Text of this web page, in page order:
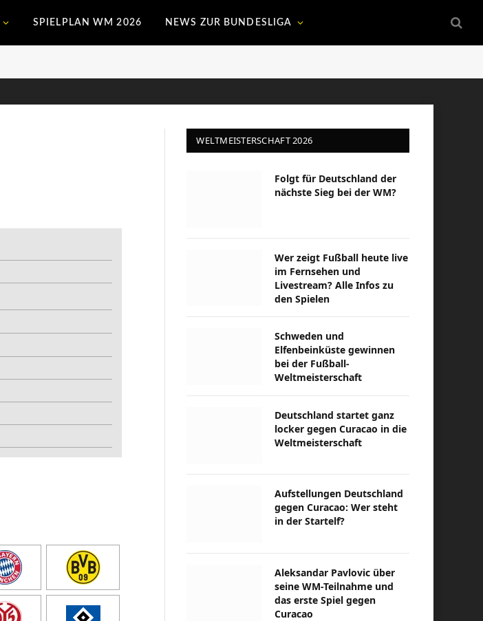
SPIELPLAN WM 2026 NEWS ZUR BUNDESLIGA
WELTMEISTERSCHAFT 2026
Folgt für Deutschland der
nächste Sieg bei der WM?
Wer zeigt Fußball heute live
im Fernsehen und
Livestream? Alle Infos zu
den Spielen
Schweden und
Elfenbeinküste gewinnen
bei der Fußball-
Weltmeisterschaft
Deutschland startet ganz
locker gegen Curacao in die
Weltmeisterschaft
Aufstellungen Deutschland
gegen Curacao: Wer steht
in der Startelf?
Aleksandar Pavlovic über
seine WM-Teilnahme und
das erste Spiel gegen
Curacao